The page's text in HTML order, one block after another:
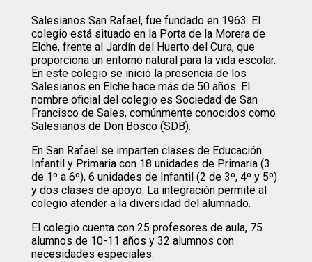
Salesianos San Rafael, fue fundado en 1963. El
colegio está situado en la Porta de la Morera de
Elche, frente al Jardín del Huerto del Cura, que
proporciona un entorno natural para la vida escolar.
En este colegio se inició la presencia de los
Salesianos en Elche hace más de 50 años. El
nombre oficial del colegio es Sociedad de San
Francisco de Sales, comúnmente conocidos como
Salesianos de Don Bosco (SDB).
En San Rafael se imparten clases de Educación
Infantil y Primaria con 18 unidades de Primaria (3
de 1º a 6º), 6 unidades de Infantil (2 de 3º, 4º y 5º)
y dos clases de apoyo. La integración permite al
colegio atender a la diversidad del alumnado.
El colegio cuenta con 25 profesores de aula, 75
alumnos de 10-11 años y 32 alumnos con
necesidades especiales.